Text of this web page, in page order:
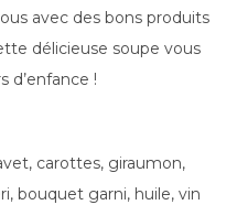
avec des bons produits
délicieuse soupe vous
d’enfance !
carottes, giraumon,
bouquet garni, huile, vin